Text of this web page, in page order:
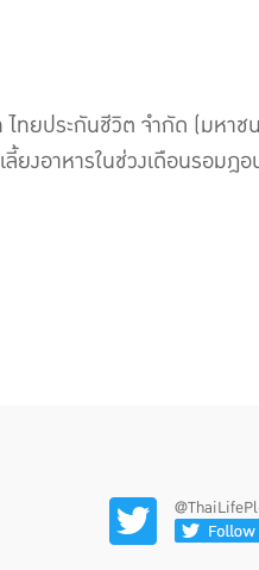
ประกันชีวิต จำกัด (มหาช
งอาหารในช่วงเดือนรอม